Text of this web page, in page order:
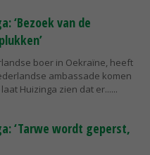
‘Bezoek van de
boer in Oekraïne, heeft
ambassade komen
Huizinga zien dat er...
‘Tarwe wordt geperst,